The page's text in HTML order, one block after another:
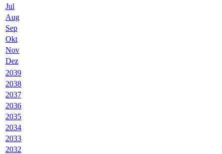
Jul
Aug
Sep
Okt
Nov
Dez
2039
2038
2037
2036
2035
2034
2033
2032